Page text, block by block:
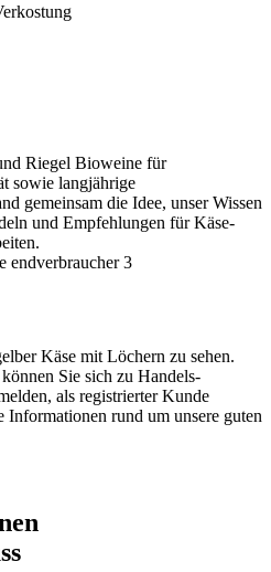
Riegel Bioweine für
sowie langjährige
gemeinsam die Idee, unser Wissen
und Empfehlungen für Käse-
Sie sich zu Handels-
als registrierter Kunde
Informationen rund um unsere guten